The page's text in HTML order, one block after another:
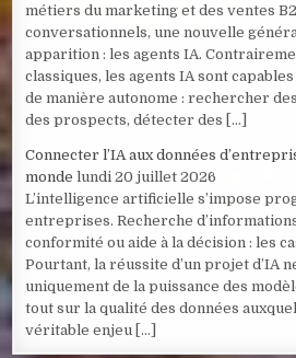
métiers du marketing et des ventes
conversationnels, une nouvelle
apparition : les agents IA.
classiques, les agents IA sont
de manière autonome : rechercher
des prospects, détecter des […]
Connecter l’IA aux données
monde lundi 20 juillet 2026
L’intelligence artificielle s’impose
entreprises. Recherche
conformité ou aide à la décision : les
Pourtant, la réussite d’un projet d’IA
uniquement de la puissance des
tout sur la qualité des données
véritable enjeu […]